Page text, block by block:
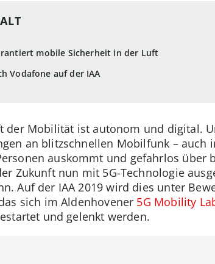
mobile Sicherheit in der Luft
Vodafone auf der IAA
der Mobilität ist autonom und digital.
an blitzschnellen Mobilfunk – auch
auskommt und gefahrlos über
Zukunft nun mit 5G-Technologie
Auf der IAA 2019 wird dies unter
sich im Aldenhovener 5G Mobility
und gelenkt werden.